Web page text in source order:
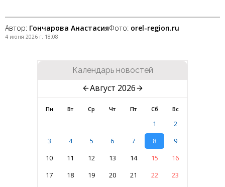
Автор: Гончарова АнастасияФото: orel-region.ru
4 июня 2026 г. 18:08
Календарь новостей
Август 2026
Пн Вт Ср Чт Пт Сб Вс
1
2
3
4 5 6 7 8
9
10
11 12 13 14 15
16
17
18 19 20 21 22
23